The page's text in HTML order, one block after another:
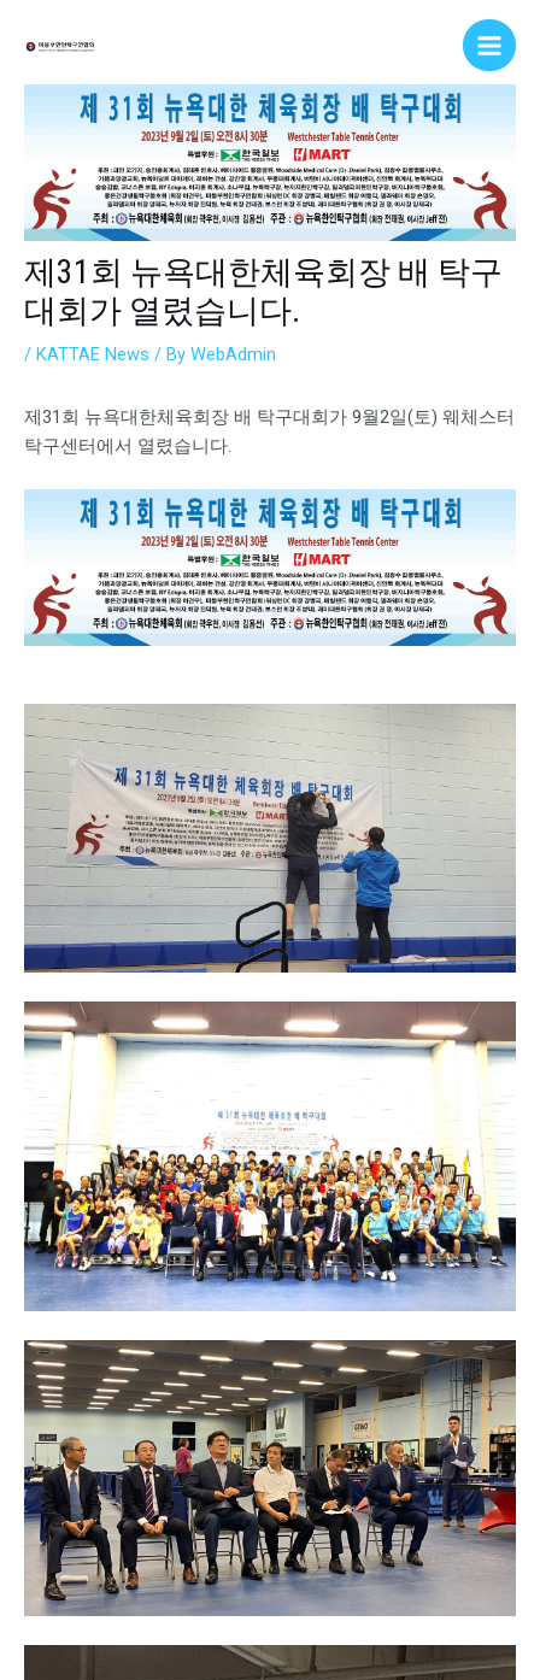
Main
제31회 뉴욕대한체육회장 배 탁구
대회가 열렸습니다.
/ KATTAE News / By WebAdmin
제31회 뉴욕대한체육회장 배 탁구대회가 9월2일(토) 웨체스터
탁구센터에서 열렸습니다.
navigation